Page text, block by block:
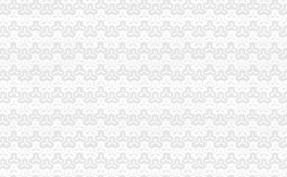
隆重举行
青年人才论坛获“优秀论文”重庆代账公司
施狠抓数据质量建设
申请对口支援巫溪局见实效
式建立纪检督查制狠抓纠风工作效果好
个电子商务监管所
进工商理论调研工作
平台建设 提升服务发展功能